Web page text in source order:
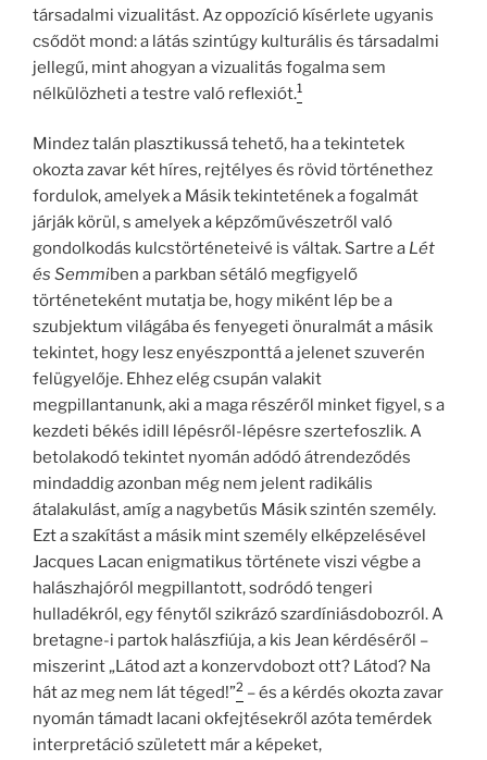
társadalmi vizualitást. Az oppozíció kísérlete ugyanis
csődöt mond: a látás szintúgy kulturális és társadalmi
jellegű, mint ahogyan a vizualitás fogalma sem
nélkülözheti a testre való reflexiót.1
Mindez talán plasztikussá tehető, ha a tekintetek
okozta zavar két híres, rejtélyes és rövid történethez
fordulok, amelyek a Másik tekintetének a fogalmát
járják körül, s amelyek a képzőművészetről való
gondolkodás kulcstörténeteivé is váltak. Sartre a Lét
és Semmiben a parkban sétáló megfigyelő
történeteként mutatja be, hogy miként lép be a
szubjektum világába és fenyegeti önuralmát a másik
tekintet, hogy lesz enyészponttá a jelenet szuverén
felügyelője. Ehhez elég csupán valakit
megpillantanunk, aki a maga részéről minket figyel, s a
kezdeti békés idill lépésről-lépésre szertefoszlik. A
betolakodó tekintet nyomán adódó átrendeződés
mindaddig azonban még nem jelent radikális
átalakulást, amíg a nagybetűs Másik szintén személy.
Ezt a szakítást a másik mint személy elképzelésével
Jacques Lacan enigmatikus története viszi végbe a
halászhajóról megpillantott, sodródó tengeri
hulladékról, egy fénytől szikrázó szardíniásdobozról. A
bretagne-i partok halászfiúja, a kis Jean kérdéséről –
miszerint „Látod azt a konzervdobozt ott? Látod? Na
hát az meg nem lát téged!”2 – és a kérdés okozta zavar
nyomán támadt lacani okfejtésekről azóta temérdek
interpretáció született már a képeket,